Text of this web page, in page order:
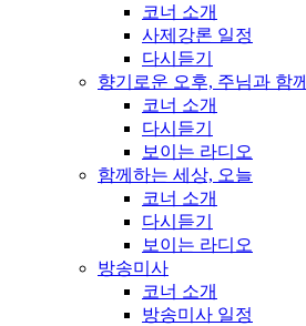
코너 소개
사제강론 일정
다시듣기
향기로운 오후, 주님과 함께
코너 소개
다시듣기
보이는 라디오
함께하는 세상, 오늘
코너 소개
다시듣기
보이는 라디오
방송미사
코너 소개
방송미사 일정